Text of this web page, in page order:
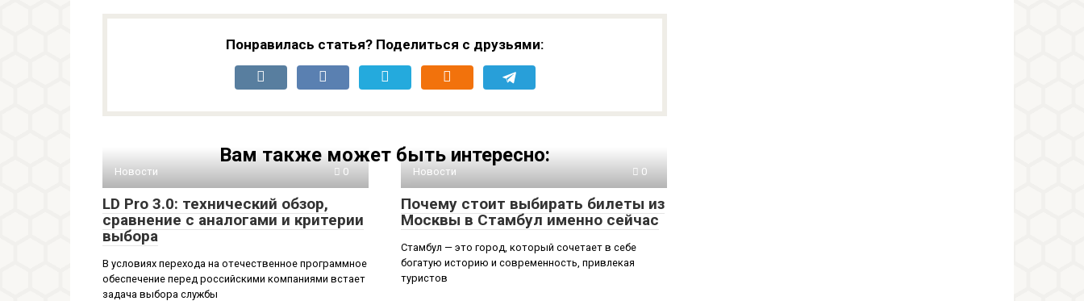
Понравилась статья? Поделиться с друзьями:
Вам также может быть интересно:
Новости 0
LD Pro 3.0: технический обзор,
сравнение с аналогами и критерии
выбора
В условиях перехода на отечественное программное
обеспечение перед российскими компаниями встает
задача выбора службы
Новости 0
Почему стоит выбирать билеты из
Москвы в Стамбул именно сейчас
Стамбул — это город, который сочетает в себе
богатую историю и современность, привлекая
туристов